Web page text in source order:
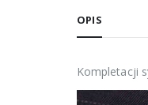
OPIS
Kompletacji